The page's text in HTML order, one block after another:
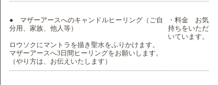
● マザーアースへのキャンドルヒーリング（ご自
分用、家族、他人等）
ロウソクにマントラを描き聖水をふりかけます。
マザーアースへ3日間ヒーリングをお願いします。
（やり方は、お伝えいたします）
・料金 お気
持ちをいただ
いています。